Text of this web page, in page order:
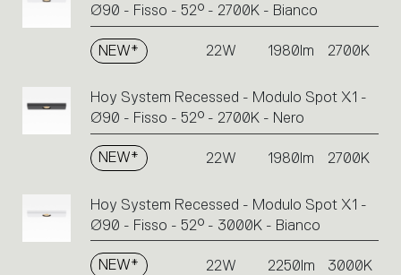
Ø90 - Fisso - 52° - 2700K - Bianco
NEW* 22W 1980lm 2700K
Hoy System Recessed - Modulo Spot X1 -
Ø90 - Fisso - 52° - 2700K - Nero
NEW* 22W 1980lm 2700K
Hoy System Recessed - Modulo Spot X1 -
Ø90 - Fisso - 52° - 3000K - Bianco
NEW* 22W 2250lm 3000K